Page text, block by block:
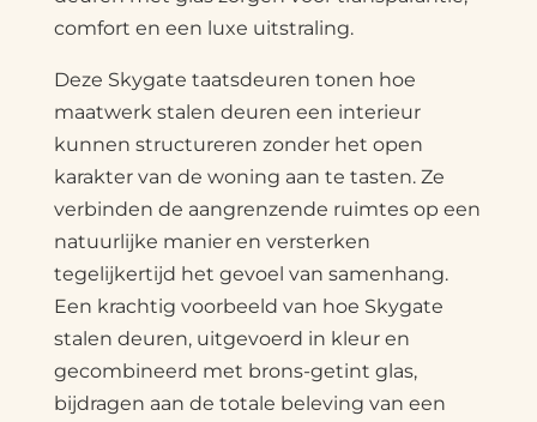
comfort en een luxe uitstraling.
Deze Skygate taatsdeuren tonen hoe
maatwerk stalen deuren een interieur
kunnen structureren zonder het open
karakter van de woning aan te tasten. Ze
verbinden de aangrenzende ruimtes op een
natuurlijke manier en versterken
tegelijkertijd het gevoel van samenhang.
Een krachtig voorbeeld van hoe Skygate
stalen deuren, uitgevoerd in kleur en
gecombineerd met brons-getint glas,
bijdragen aan de totale beleving van een